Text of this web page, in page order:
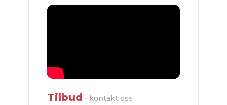
Tilbud · kontakt oss